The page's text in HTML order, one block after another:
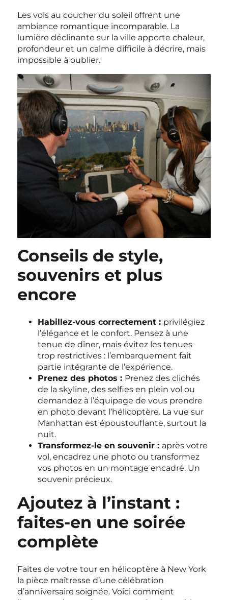
Les vols au coucher du soleil offrent une
ambiance romantique incomparable. La
lumière déclinante sur la ville apporte chaleur,
profondeur et un calme difficile à décrire, mais
impossible à oublier.
Conseils de style,
souvenirs et plus
encore
Habillez-vous correctement : privilégiez
l’élégance et le confort. Pensez à une
tenue de dîner, mais évitez les tenues
trop restrictives : l’embarquement fait
partie intégrante de l’expérience.
Prenez des photos : Prenez des clichés
de la skyline, des selfies en plein vol ou
demandez à l’équipage de vous prendre
en photo devant l’hélicoptère. La vue sur
Manhattan est époustouflante, surtout la
nuit.
Transformez-le en souvenir : après votre
vol, encadrez une photo ou transformez
vos photos en un montage encadré. Un
souvenir précieux.
Ajoutez à l’instant :
faites-en une soirée
complète
Faites de votre tour en hélicoptère à New York
la pièce maîtresse d’une célébration
d’anniversaire soignée. Voici comment